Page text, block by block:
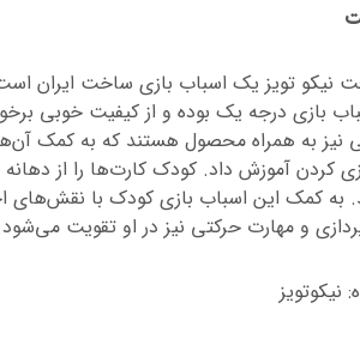
نیکو تویز یک اسباب بازی ساخت ایران
نیز به همراه محصول هستند که به کمک
کردن آموزش داد. کودک کارت‌ها را از
به کمک این اسباب بازی کودک با
و مهارت حرکتی نیز در او تقویت
نیکوتویز